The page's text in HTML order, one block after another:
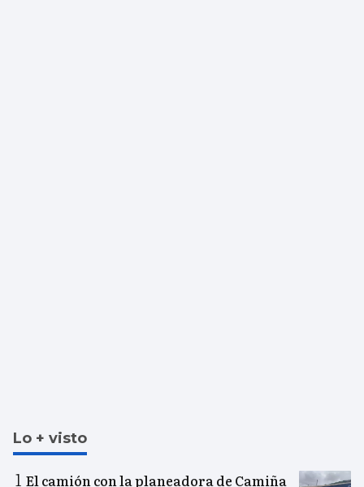
Lo + visto
El camión con la planeadora de Camiña